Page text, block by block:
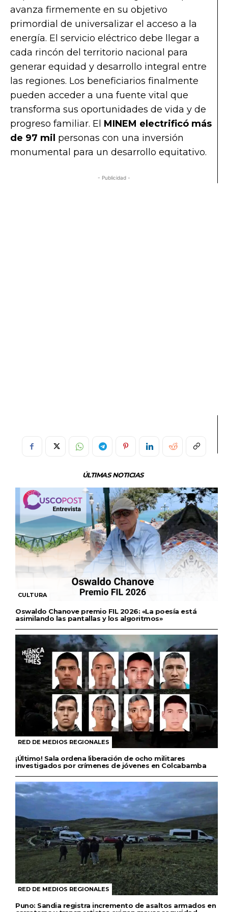
avanza firmemente en su objetivo
primordial de universalizar el acceso a la
energía. El servicio eléctrico debe llegar a
cada rincón del territorio nacional para
generar equidad y desarrollo integral entre
las regiones. Los beneficiarios finalmente
pueden acceder a una fuente vital que
transforma sus oportunidades de vida y de
progreso familiar. El MINEM electrificó más
de 97 mil personas con una inversión
monumental para un desarrollo equitativo.
- Publicidad -
ÚLTIMAS NOTICIAS
CULTURA
Oswaldo Chanove premio FIL 2026: «La poesía está
asimilando las pantallas y los algoritmos»
RED DE MEDIOS REGIONALES
¡Último! Sala ordena liberación de ocho militares
investigados por crímenes de jóvenes en Colcabamba
RED DE MEDIOS REGIONALES
Puno: Sandia registra incremento de asaltos armados en